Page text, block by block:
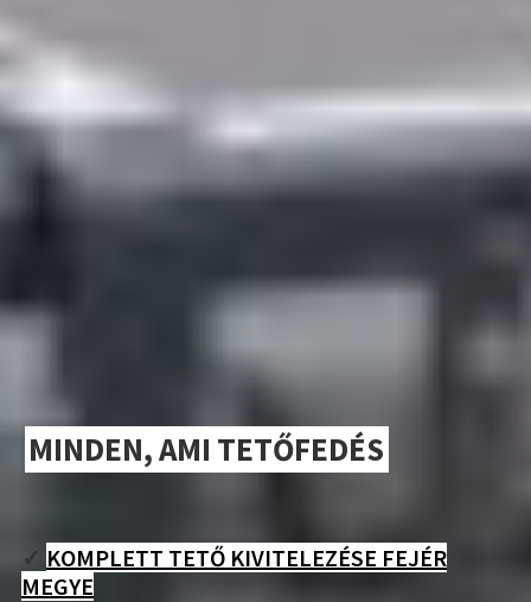
MINDEN, AMI TETŐFEDÉS
✓ KOMPLETT TETŐ KIVITELEZÉSE FEJÉR
MEGYE